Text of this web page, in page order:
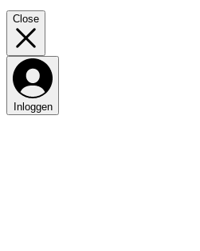
Close
Inloggen